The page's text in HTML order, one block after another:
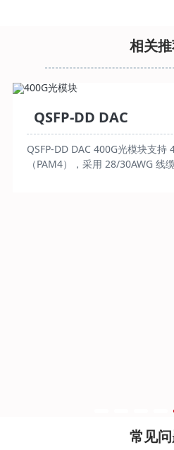
相关
QSFP-DD DAC
QSFP-DD DAC 400G光模块支持
（PAM4），采用 28/30AWG 线
常见